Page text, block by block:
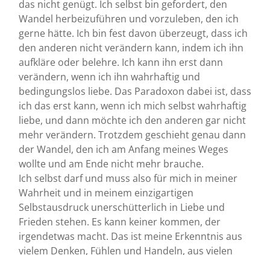
das nicht genügt. Ich selbst bin gefordert, den
Wandel herbeizuführen und vorzuleben, den ich
gerne hätte. Ich bin fest davon überzeugt, dass ich
den anderen nicht verändern kann, indem ich ihn
aufkläre oder belehre. Ich kann ihn erst dann
verändern, wenn ich ihn wahrhaftig und
bedingungslos liebe. Das Paradoxon dabei ist, dass
ich das erst kann, wenn ich mich selbst wahrhaftig
liebe, und dann möchte ich den anderen gar nicht
mehr verändern. Trotzdem geschieht genau dann
der Wandel, den ich am Anfang meines Weges
wollte und am Ende nicht mehr brauche.
Ich selbst darf und muss also für mich in meiner
Wahrheit und in meinem einzigartigen
Selbstausdruck unerschütterlich in Liebe und
Frieden stehen. Es kann keiner kommen, der
irgendetwas macht. Das ist meine Erkenntnis aus
vielem Denken, Fühlen und Handeln, aus vielen